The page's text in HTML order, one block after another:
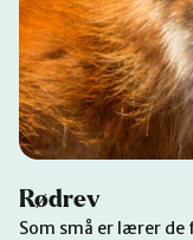
Rødrev
Som små er lærer de